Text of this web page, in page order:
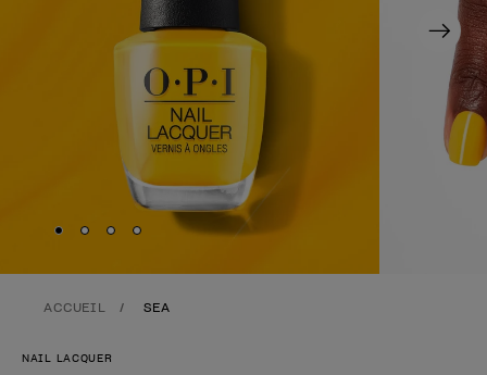
Next
Skip to slide
Skip to slide2
Skip to slide3
Skip to slide4
ACCUEIL SEA
NAIL LACQUER